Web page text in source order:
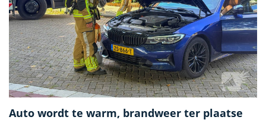
Auto wordt te warm, brandweer ter plaatse